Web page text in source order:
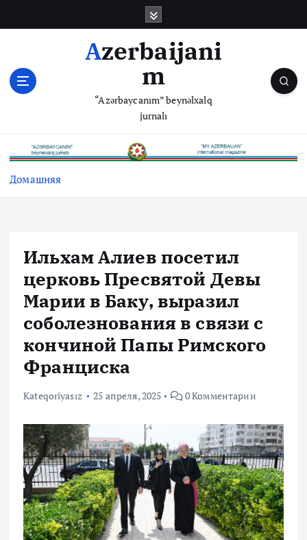
р
Azerbaijani
m
“Azərbaycanım” beynəlxalq
jurnalı
Домашняя
Ильхам Алиев посетил
церковь Пресвятой Девы
Марии в Баку, выразил
соболезнования в связи с
кончиной Папы Римского
Франциска
Kateqoriyasız 25 апреля, 2025 0 Комментарии